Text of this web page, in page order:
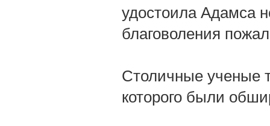
удостоила Адамса
благоволения
Столичные ученые
которого были